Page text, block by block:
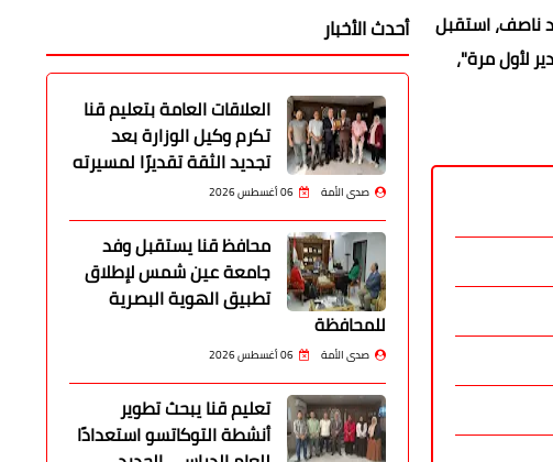
ناصف، استقبل
لأول مرة"،
أحدث الأخبار
العلاقات العامة بتعليم قنا
تكرم وكيل الوزارة بعد
تجديد الثقة تقديرًا لمسيرته
صدى الأمة 06 أغسطس 2026
محافظ قنا يستقبل وفد
جامعة عين شمس لإطلاق
تطبيق الهوية البصرية
للمحافظة
صدى الأمة 06 أغسطس 2026
تعليم قنا يبحث تطوير
أنشطة التوكاتسو استعدادًا